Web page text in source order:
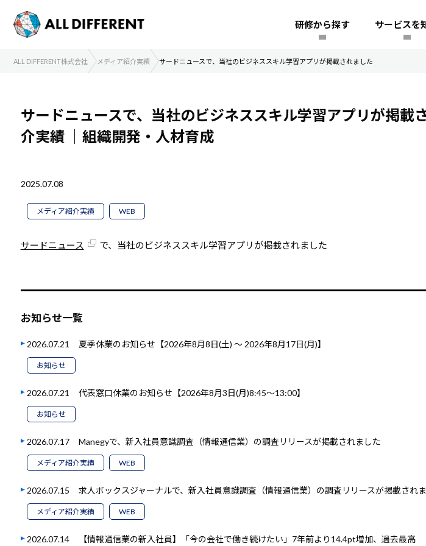
研修から探す サービスを
ALL DIFFERENT株式会社 メディア紹介実績 サードニュースで、当社のビジネススキル学習アプリが掲載されました
サードニュースで、当社のビジネススキル学習アプリが掲載
介実績
｜組織開発・人材育成
2025.07.08
メディア紹介実績 WEB
サードニュース で、当社のビジネススキル学習アプリが掲載されました
お知らせ一覧
2026.07.21 夏季休業のお知らせ【2026年8月8日(土) ～ 2026年8月17日(月)】
お知らせ
2026.07.21 代表窓口休業のお知らせ【2026年8月3日(月)8:45～13:00】
お知らせ
2026.07.17 Manegyで、新入社員意識調査（情報通信業）の調査リリースが掲載されました
メディア紹介実績 WEB
2026.07.15 求人ボックスジャーナルで、新入社員意識調査（情報通信業）の調査リリースが掲載され
メディア紹介実績 WEB
2026.07.14 【情報通信業の新入社員】「今の会社で働き続けたい」7年前より14.4pt増加、過去最高